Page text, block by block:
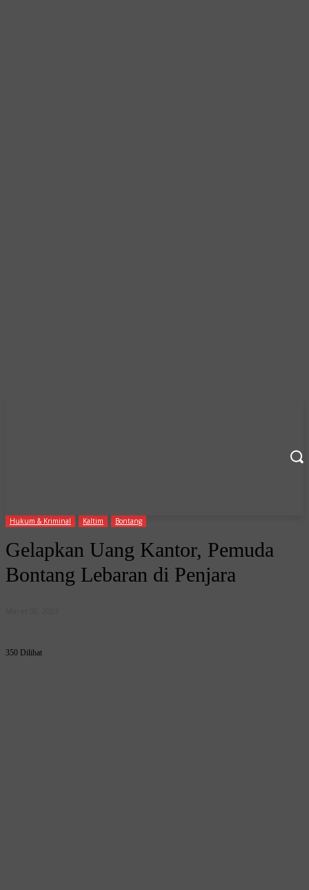
Hukum & Kriminal Kaltim Bontang
Gelapkan Uang Kantor, Pemuda
Bontang Lebaran di Penjara
350 Dilihat